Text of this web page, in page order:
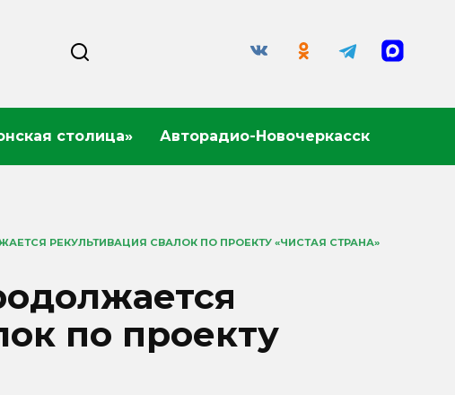
столица» Авторадио-Новочеркасск
РЕКУЛЬТИВАЦИЯ СВАЛОК ПО ПРОЕКТУ «ЧИСТАЯ СТРАНА»
по проекту